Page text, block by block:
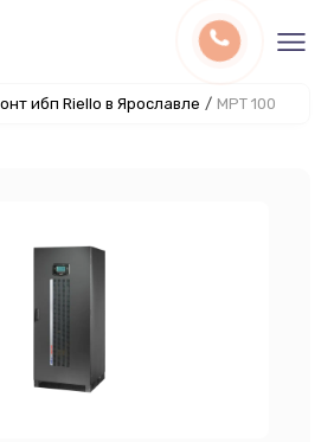
ибп Riello в Ярославле / MPT 100